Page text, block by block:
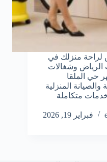
لراحة منزلك في
الرياض وشغالات
حي الملقا
المنزلية
خدمات متكاملة
فبراير 19, 2026